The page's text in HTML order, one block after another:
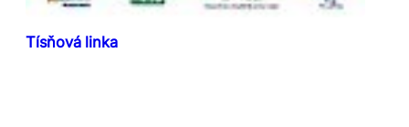
Tísňová linka